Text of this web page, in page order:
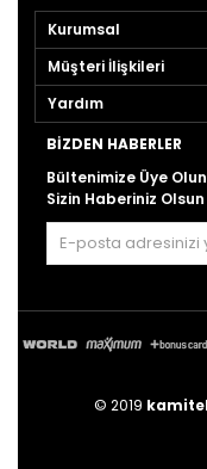
Kurumsal
Müşteri İlişkileri
Yardım
BIZDEN HABERLER
Bültenimize Üye
Sizin Haberiniz Olsun
© 2019